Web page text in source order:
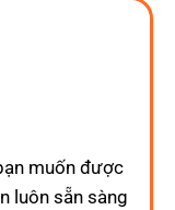
muốn được
luôn sẵn sàng